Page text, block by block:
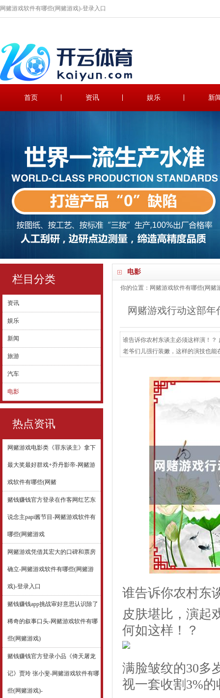
网赌游戏软件有哪些(网赌游戏)-登录入口
首页 资讯 娱乐 新
栏目分类
资讯
娱乐
新闻
旅游
汽车
电影
热点资讯
网赌游戏电影类《罪东谈主》拿下
最大奖最好群戏+乔丹影帝-网赌游
戏软件有哪些(网赌
赌钱赚钱官方登录在作客网红艺东
说念主papi酱节目-网赌游戏软件有
哪些(网赌游戏
网赌游戏凭借其宏大的口碑和票房
确立-网赌游戏软件有哪些(网赌游
戏)-登录入口
赌钱赚钱app挑战审好意思认识除了
稀奇的叙事口头-网赌游戏软件有哪
些(网赌游戏)
赌钱赚钱官方登录小品《倚天屠龙
记》贾玲 张小斐-网赌游戏软件有哪
些(网赌游戏)-
电影
你的位置： 网赌游戏软件有哪些(网赌
网赌游戏行动这部
谁告诉你农村东谈主必须这样演！
老爷们儿强行装嫩，这样的演技也
谁告诉你农村东
皮肤堪比，演起
何如这样！？
满脸皱纹的30多
视一套收割3%